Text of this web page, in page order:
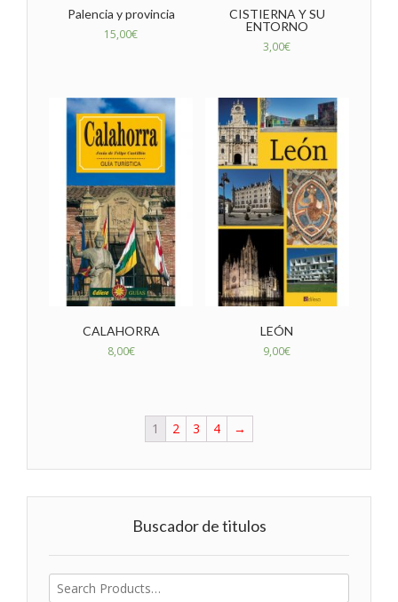
Palencia y provincia
15,00€
CISTIERNA Y SU
ENTORNO
3,00€
CALAHORRA
8,00€
LEÓN
9,00€
1 2 3 4 →
Buscador de titulos
Buscar